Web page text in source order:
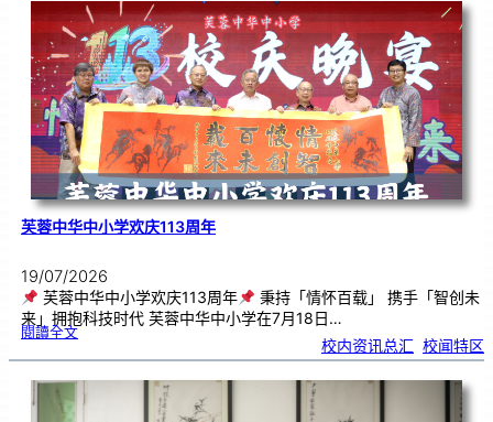
工
笔
雅
．
长
荣
丹
青
》
书
画
展
开
幕
芙蓉中华中小学欢庆113周年
19/07/2026
芙蓉中华中小学欢庆113周年
秉持「情怀百载」 携手「智创未
来」拥抱科技时代 芙蓉中华中小学在7月18日…
閱讀全文:芙
华
小
学
欢庆
校内资讯总汇 校闻特区